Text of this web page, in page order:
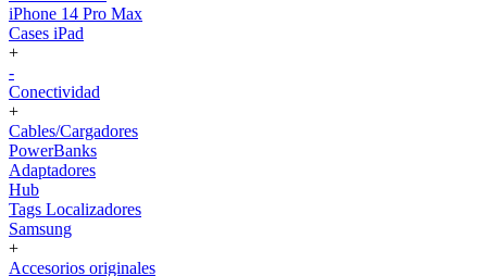
iPhone 14 Pro Max
Cases iPad
+
-
Conectividad
+
Cables/Cargadores
PowerBanks
Adaptadores
Hub
Tags Localizadores
Samsung
+
Accesorios originales